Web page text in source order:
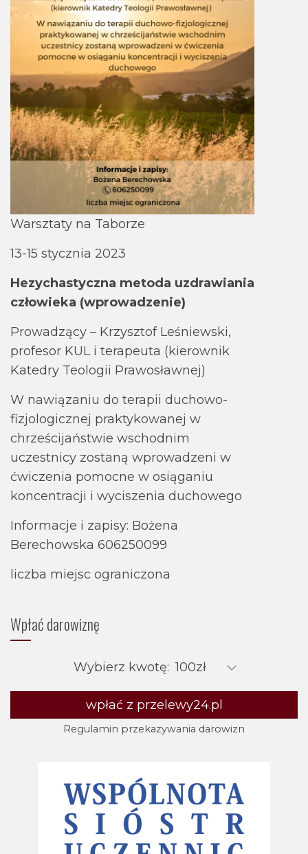
Warsztaty na Taborze
13-15 stycznia 2023
Hezychastyczna metoda uzdrawiania
człowieka (wprowadzenie)
Prowadzący – Krzysztof Leśniewski,
profesor KUL i terapeuta (kierownik
Katedry Teologii Prawosławnej)
W nawiązaniu do terapii duchowo-
fizjologicznej praktykowanej w
chrześcijaństwie wschodnim
uczestnicy zostaną wprowadzeni w
ćwiczenia pomocne w osiąganiu
koncentracji i wyciszenia duchowego
Informacje i zapisy: Bożena
Berechowska 606250099
liczba miejsc ograniczona
Wpłać darowiznę
Wybierz kwotę:
wpłać z przelewy24.pl
Regulamin przekazywania darowizn